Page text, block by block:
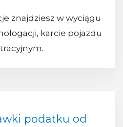
znajdziesz w wyciągu
karcie pojazdu
podatku od